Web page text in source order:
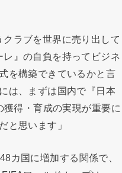
ラブを世界に売り出して
』の自負を持ってビジネ
を構築できているかと言
は、まずは国内で『日本
得・育成の実現が重要に
と思います」
カ国に増加する関係で、